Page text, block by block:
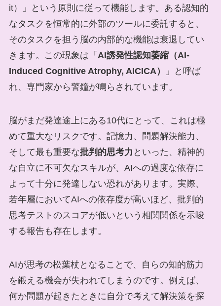
it）」という原則に従って機能します。ある認知的
なタスクを恒常的に外部のツールに委託すると、
そのタスクを担う脳の内部的な機能は衰退してい
きます。この現象は「 AI誘発性認知萎縮（AI-
Induced Cognitive Atrophy, AICICA）
」と呼ば
れ、専門家から警鐘が鳴らされています。
脳がまだ発達途上にある10代にとって、これは極
めて重大なリスクです。記憶力、問題解決能力、
そして最も重要な批判的思考力 といった、精神的
な自立に不可欠なスキルが、AIへの過度な依存に
よって十分に発達しない恐れがあります。実際、
若年層においてAIへの依存度が高いほど、批判的
思考テストのスコアが低いという相関関係を示唆
する報告も存在します。
AIが思考の松葉杖となることで、自らの知的筋力
を鍛える機会が失われてしまうのです。例えば、
何か問題が起きたときに自分で考えて解決策を探